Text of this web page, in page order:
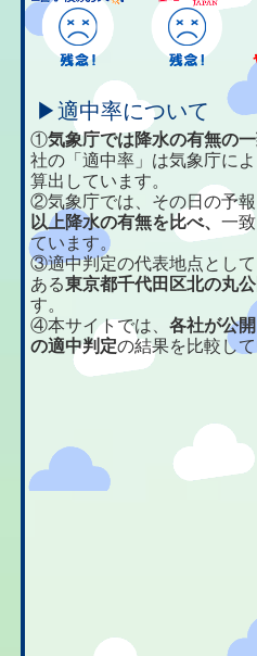
▶適中率について
①気象庁では降水の有無の
社の「適中率」は気象庁に
算出しています。
②気象庁では、その日の予
以上降水の有無を比べ、一
ています。
③適中判定の代表地点とし
ある東京都千代田区北の丸
す。
④本サイトでは、各社が公
の適中判定の結果を比較して